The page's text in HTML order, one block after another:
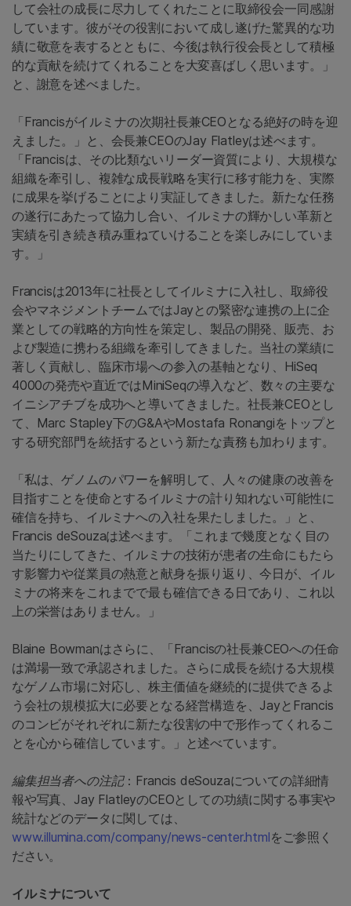
して会社の成長に尽力してくれたことに取締役会一同感謝
しています。彼がその役割において成し遂げた驚異的な功
績に敬意を表するとともに、今後は執行役会長として積極
的な貢献を続けてくれることを大変喜ばしく思います。」
と、謝意を述べました。
「Francisがイルミナの次期社長兼CEOとなる絶好の時を迎
えました。」と、会長兼CEOのJay Flatleyは述べます。
「Francisは、その比類ないリーダー資質により、大規模な
組織を牽引し、複雑な成長戦略を実行に移す能力を、実際
に成果を挙げることにより実証してきました。新たな任務
の遂行にあたって協力し合い、イルミナの輝かしい革新と
実績を引き続き積み重ねていけることを楽しみにしていま
す。」
Francisは2013年に社長としてイルミナに入社し、取締役
会やマネジメントチームではJayとの緊密な連携の上に企
業としての戦略的方向性を策定し、製品の開発、販売、お
よび製造に携わる組織を牽引してきました。当社の業績に
著しく貢献し、臨床市場への参入の基軸となり、HiSeq
4000の発売や直近ではMiniSeqの導入など、数々の主要な
イニシアチブを成功へと導いてきました。社長兼CEOとし
て、Marc Stapley下のG&AやMostafa Ronangiをトップと
する研究部門を統括するという新たな責務も加わります。
「私は、ゲノムのパワーを解明して、人々の健康の改善を
目指すことを使命とするイルミナの計り知れない可能性に
確信を持ち、イルミナへの入社を果たしました。」と、
Francis deSouzaは述べます。「これまで幾度となく目の
当たりにしてきた、イルミナの技術が患者の生命にもたら
す影響力や従業員の熱意と献身を振り返り、今日が、イル
ミナの将来をこれまでで最も確信できる日であり、これ以
上の栄誉はありません。」
Blaine Bowmanはさらに、「Francisの社長兼CEOへの任命
は満場一致で承認されました。さらに成長を続ける大規模
なゲノム市場に対応し、株主価値を継続的に提供できるよ
う会社の規模拡大に必要となる経営構造を、JayとFrancis
のコンビがそれぞれに新たな役割の中で形作ってくれるこ
とを心から確信しています。」と述べています。
編集担当者への注記：Francis deSouzaについての詳細情
報や写真、Jay FlatleyのCEOとしての功績に関する事実や
統計などのデータに関しては、
www.illumina.com/company/news-center.htmlをご参照く
ださい。
イルミナについて